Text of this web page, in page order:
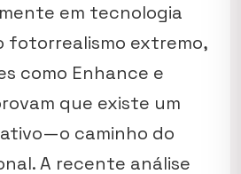
em tecnologia
fotorrealismo extremo,
como Enhance e
que existe um
caminho do
A recente análise